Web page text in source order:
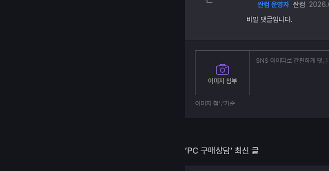
싼컴 운영자 싼컴
비밀 댓글입니다.
이미지 첨부
이미지 첨부기준
’PC 구매상담’ 최신 글